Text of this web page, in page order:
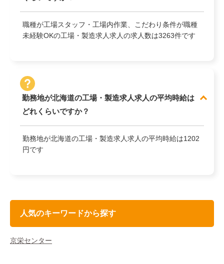
職種が工場スタッフ・工場内作業、こだわり条件が職種
未経験OKの工場・製造求人求人の求人数は3263件です
勤務地が北海道の工場・製造求人求人の平均時給は
どれくらいですか？
勤務地が北海道の工場・製造求人求人の平均時給は1202
円です
人気のキーワードから探す
京栄センター